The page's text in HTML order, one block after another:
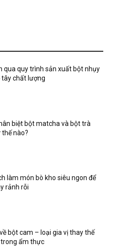
qua quy trình sản xuất bột nhụy
tây chất lượng
biệt bột matcha và bột trà
nào?
làm món bò kho siêu ngon để
rảnh rỗi
bột cam – loại gia vị thay thế
ẩm thực